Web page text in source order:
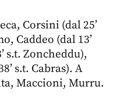
Corsini (dal 25’
Caddeo (dal 13’
s.t. Zoncheddu),
s.t. Cabras). A
Maccioni, Murru.